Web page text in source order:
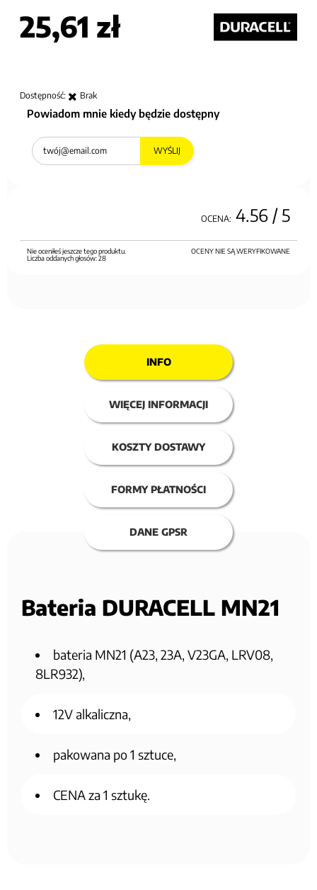
25,61 zł
Dostępność: Brak
Powiadom mnie kiedy będzie dostępny
WYŚLIJ
OCENA: 4.56 / 5
OCENY NIE SĄ WERYFIKOWANE
Nie oceniłeś jeszcze tego produktu.
Liczba oddanych głosów:28
INFO
WIĘCEJ INFORMACJI
KOSZTY DOSTAWY
FORMY PŁATNOŚCI
DANE GPSR
Bateria DURACELL MN21
bateria MN21 (A23, 23A, V23GA, LRV08,
8LR932),
12V alkaliczna,
pakowana po 1 sztuce,
CENA za 1 sztukę.